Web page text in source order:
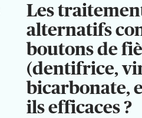
Les
alternatifs
boutons de
(dentifrice,
bicarbonate,
ils efficaces ?